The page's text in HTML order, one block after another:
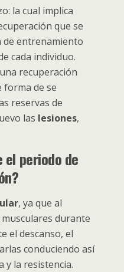
la cual implica
que se
entrenamiento
cada individuo.
recuperación
forma de se
reservas de
las lesiones,
el periodo de
, ya que al
durante
el descanso, el
conduciendo así
y la resistencia.